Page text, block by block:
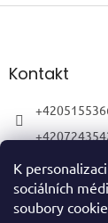
K
sociálních
soubory
Z
aKontakt